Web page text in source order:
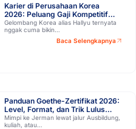
Karier di Perusahaan Korea
2026: Peluang Gaji Kompetitif
dan Syarat Bahasanya!
Gelombang Korea alias Hallyu ternyata
nggak cuma bikin…
Baca Selengkapnya
Panduan Goethe-Zertifikat 2026:
Level, Format, dan Trik Lulus
Ujiannya!
Mimpi ke Jerman lewat jalur Ausbildung,
kuliah, atau…